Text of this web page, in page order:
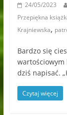
24/05/2023
Przepiękna
Krajniewska,
Bardzo się
wartościowym
dziś napisać.
Czytaj więcej